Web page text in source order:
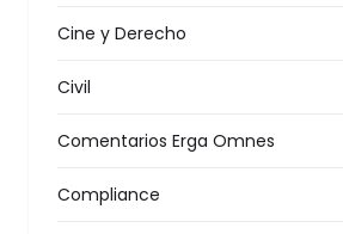
Cine y Derecho
Civil
Comentarios Erga Omnes
Compliance